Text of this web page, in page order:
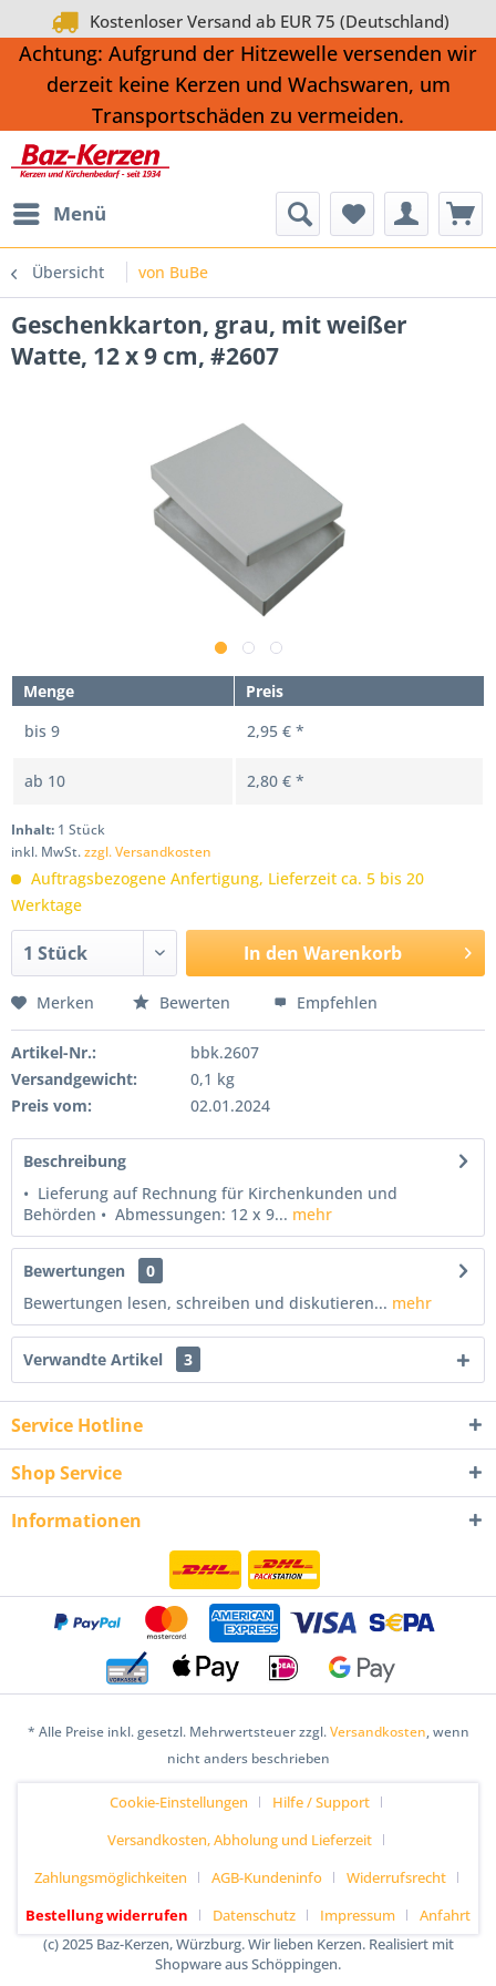
Kostenloser Versand ab EUR 75 (Deutschland)
Achtung: Aufgrund der Hitzewelle versenden wir
derzeit keine Kerzen und Wachswaren, um
Transportschäden zu vermeiden.
Menü
Übersicht von BuBe
Geschenkkarton, grau, mit weißer
Watte, 12 x 9 cm, #2607
Menge
Preis
bis 9 2,95 € *
ab 10 2,80 € *
Inhalt: 1 Stück
inkl. MwSt.zzgl. Versandkosten
Auftragsbezogene Anfertigung, Lieferzeit ca. 5 bis 20
Werktage
In den Warenkorb
Merken Bewerten Empfehlen
Artikel-Nr.:
bbk.2607
Versandgewicht:
0,1 kg
Preis vom:
02.01.2024
Beschreibung
• Lieferung auf Rechnung für Kirchenkunden und
Behörden • Abmessungen: 12 x 9... mehr
Bewertungen
0
Bewertungen lesen, schreiben und diskutieren... mehr
Verwandte Artikel 3
Service Hotline
Shop Service
Informationen
* Alle Preise inkl. gesetzl. Mehrwertsteuer zzgl.Versandkosten, wenn
nicht anders beschrieben
Cookie-Einstellungen
Hilfe / Support
Versandkosten, Abholung und Lieferzeit
Zahlungsmöglichkeiten
AGB-Kundeninfo
Widerrufsrecht
Bestellung widerrufen
Datenschutz Impressum
Anfahrt
(c) 2025 Baz-Kerzen, Würzburg. Wir lieben Kerzen. Realisiert mit
Shopware aus Schöppingen.